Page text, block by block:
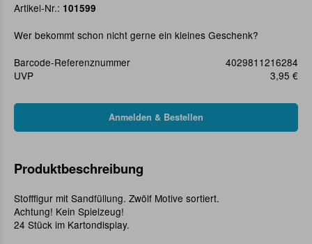
Artikel-Nr.: 101599
Wer bekommt schon nicht gerne ein kleines Geschenk?
Barcode-Referenznummer
4029811216284
UVP
3,95 €
Produktbeschreibung
Stofffigur mit Sandfüllung. Zwölf Motive sortiert.
Achtung! Kein Spielzeug!
24 Stück im Kartondisplay.